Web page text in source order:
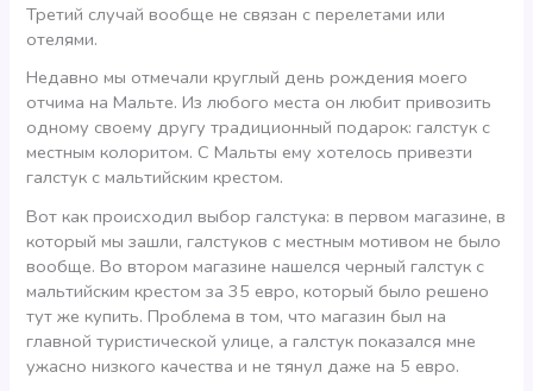
Третий случай вообще не связан с перелетами или
отелями.
Недавно мы отмечали круглый день рождения моего
отчима на Мальте. Из любого места он любит привозить
одному своему другу традиционный подарок: галстук с
местным колоритом. С Мальты ему хотелось привезти
галстук с мальтийским крестом.
Вот как происходил выбор галстука: в первом магазине, в
который мы зашли, галстуков с местным мотивом не было
вообще. Во втором магазине нашелся черный галстук с
мальтийским крестом за 35 евро, который было решено
тут же купить. Проблема в том, что магазин был на
главной туристической улице, а галстук показался мне
ужасно низкого качества и не тянул даже на 5 евро.